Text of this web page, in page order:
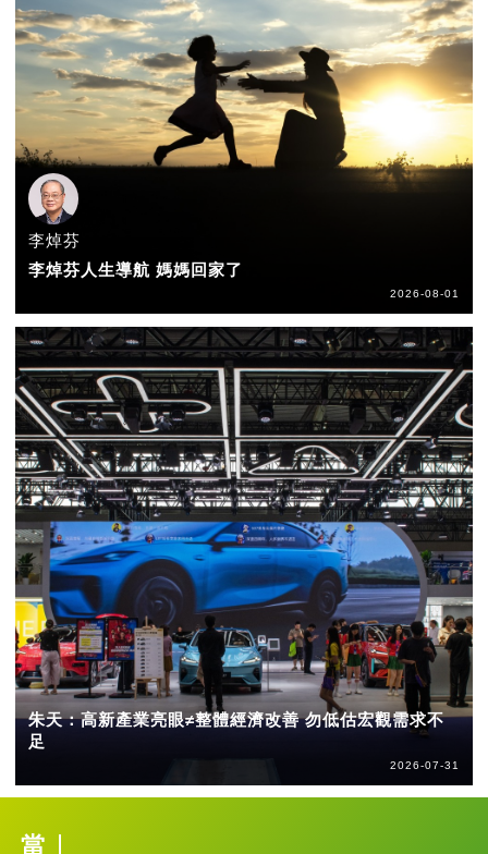
李焯芬
李焯芬人生導航 媽媽回家了
2026-08-01
朱天：高新產業亮眼≠整體經濟改善 勿低估宏觀需求不
足
2026-07-31
當